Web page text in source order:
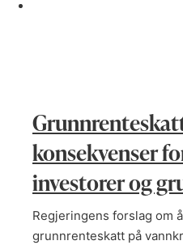
konsekvenser
investorer og
Regjeringens forslag om
grunnrenteskatt på